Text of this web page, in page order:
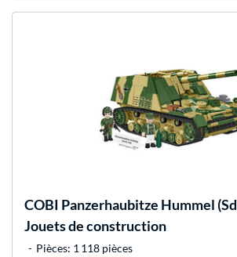
COBI Panzerhaubitze Hummel
Jouets de construction
Pièces: 1 118 pièces